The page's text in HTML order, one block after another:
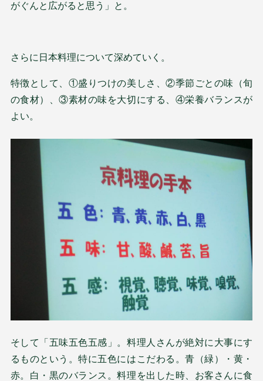
がぐんと広がると思う」と。
さらに日本料理について深めていく。
特徴として、①盛りつけの美しさ、②季節ごとの味（旬
の食材）、③素材の味を大切にする、④栄養バランスが
よい。
そして「五味五色五感」。料理人さんが絶対に大事にす
るものという。特に五色にはこだわる。青（緑）・黄・
赤。白・黒のバランス。料理を出した時、お客さんに食